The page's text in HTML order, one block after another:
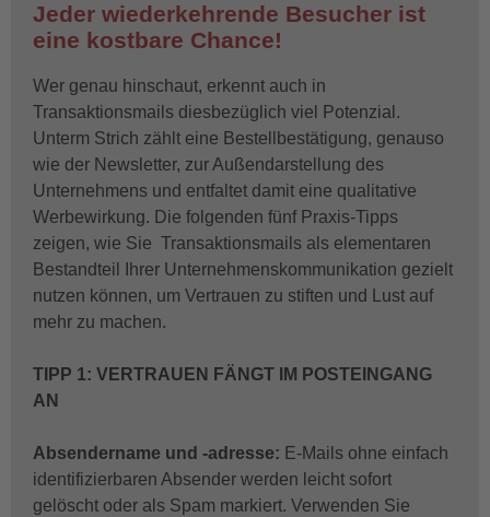
Jeder wiederkehrende Besucher ist
eine kostbare Chance!
Wer genau hinschaut, erkennt auch in
Transaktionsmails diesbezüglich viel Potenzial.
Unterm Strich zählt eine Bestellbestätigung, genauso
wie der Newsletter, zur Außendarstellung des
Unternehmens und entfaltet damit eine qualitative
Werbewirkung. Die folgenden fünf Praxis-Tipps
zeigen, wie Sie Transaktionsmails als elementaren
Bestandteil Ihrer Unternehmenskommunikation gezielt
nutzen können, um Vertrauen zu stiften und Lust auf
mehr zu machen.
TIPP 1: VERTRAUEN FÄNGT IM POSTEINGANG
AN
Absendername und -adresse: E-Mails ohne einfach
identifizierbaren Absender werden leicht sofort
gelöscht oder als Spam markiert. Verwenden Sie